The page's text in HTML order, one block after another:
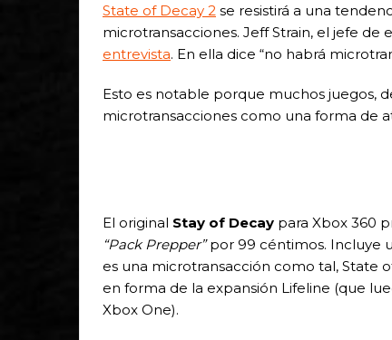
State of Decay 2 se resistirá a una
microtransacciones. Jeff Strain, el jefe de
entrevista. En ella dice “no habrá
Esto es notable porque muchos juegos,
microtransacciones como una forma de
El original Stay of Decay para Xbox 360
“Pack Prepper”por 99 céntimos. Incluye
es una microtransacción como tal, State
en forma de la expansión Lifeline (que
Xbox One).